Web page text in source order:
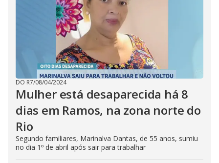
DO R7/08/04/2024
Mulher está desaparecida há 8
dias em Ramos, na zona norte do
Rio
Segundo familiares, Marinalva Dantas, de 55 anos, sumiu
no dia 1º de abril após sair para trabalhar